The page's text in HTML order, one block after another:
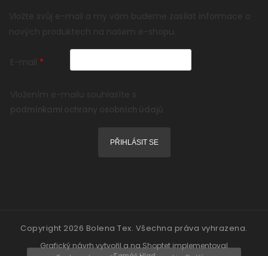
Vložte svůj e-mail a my vám budeme zasílat informace o
nových produktech na našem e-shopu.
E-mail
Vložením e-mailu souhlasíte s
podmínkami ochrany osobních údajů
PŘIHLÁSIT SE
Copyright 2026 Bolena Tex. Všechna práva vyhrazena.
Grafický návrh vytvořil a na Shoptet implementoval